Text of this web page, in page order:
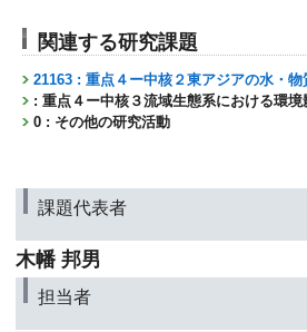
関連する研究課題
21163 : 重点４ー中核２東アジアの水・
: 重点４ー中核３流域生態系における環
0 : その他の研究活動
課題代表者
木幡 邦男
担当者